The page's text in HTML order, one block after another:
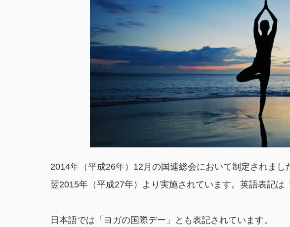
2014年（平成26年）12月の国連総会において制定されまし
翌2015年（平成27年）より実施されています。英語表記は
日本語では「ヨガの国際デー」とも表記されています。